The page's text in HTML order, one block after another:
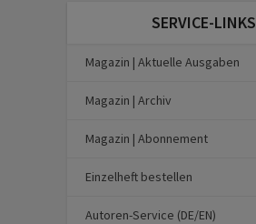
SERVICE-LINKS
Magazin | Aktuelle Ausgaben
Magazin | Archiv
Magazin | Abonnement
Einzelheft bestellen
Autoren-Service (DE/EN)